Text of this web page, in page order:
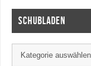
Schubladen